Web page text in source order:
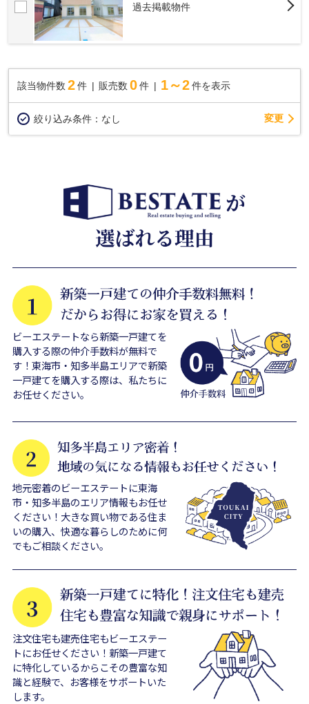
過去掲載物件
該当物件数 2件 販売数 0 件 1～2 件を表示
絞り込み条件： なし 変更
ビーエステートなら新築一戸建てを
購入する際の仲介手数料が無料で
す！東海市・知多半島エリアで新築
一戸建てを購入する際は、私たちに
お任せください。
地元密着のビーエステートに東海
市・知多半島のエリア情報もお任せ
ください！大きな買い物である住ま
いの購入、快適な暮らしのために何
でもご相談ください。
注文住宅も建売住宅もビーエステー
トにお任せください！新築一戸建て
に特化しているからこその豊富な知
識と経験で、お客様をサポートいた
します。